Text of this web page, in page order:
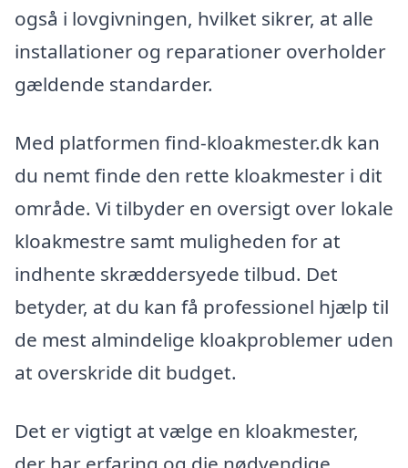
også i lovgivningen, hvilket sikrer, at alle
installationer og reparationer overholder
gældende standarder.
Med platformen find-kloakmester.dk kan
du nemt finde den rette kloakmester i dit
område. Vi tilbyder en oversigt over lokale
kloakmestre samt muligheden for at
indhente skræddersyede tilbud. Det
betyder, at du kan få professionel hjælp til
de mest almindelige kloakproblemer uden
at overskride dit budget.
Det er vigtigt at vælge en kloakmester,